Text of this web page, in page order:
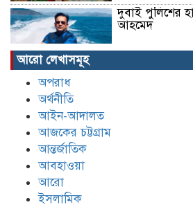
দুবাই পুলিশের
আহমেদ
আরো লেখাসমূহ
অপরাধ
অর্থনীতি
আইন-আদালত
আজকের চট্টগ্রাম
আন্তর্জাতিক
আবহাওয়া
আরো
ইসলামিক